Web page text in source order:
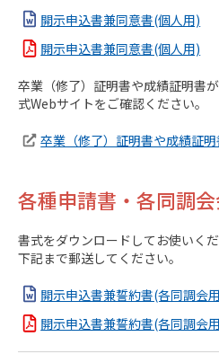
開示申込書兼同意書(個人用)
開示申込書兼同意書(個人用)
卒業（修了）証明書や成績証明書
式Webサイトをご確認ください。
卒業（修了）証明書や成績証明
各種申請書・各同調
書式をダウンロードしてお使いく
下記まで郵送してください。
開示申込書兼誓約書(各同調会
開示申込書兼誓約書(各同調会